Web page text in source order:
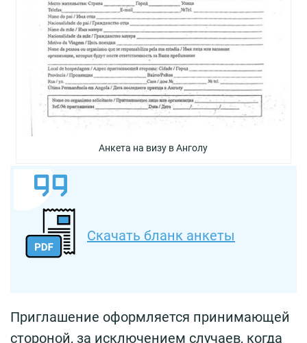
Анкета на визу в Анголу
Скачать бланк анкеты
Приглашение оформляется принимающей
стороной, за исключением случаев, когда